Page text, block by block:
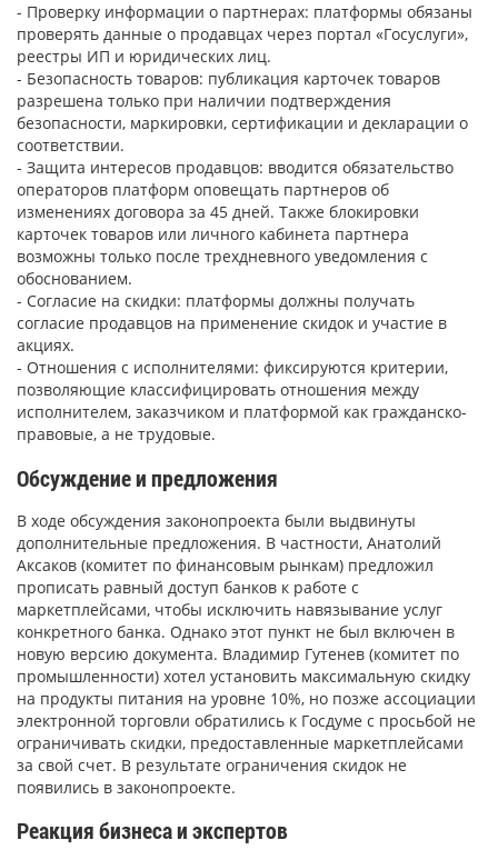
- Проверку информации о партнерах: платформы обязаны
проверять данные о продавцах через портал «Госуслуги»,
реестры ИП и юридических лиц.
- Безопасность товаров: публикация карточек товаров
разрешена только при наличии подтверждения
безопасности, маркировки, сертификации и декларации о
соответствии.
- Защита интересов продавцов: вводится обязательство
операторов платформ оповещать партнеров об
изменениях договора за 45 дней. Также блокировки
карточек товаров или личного кабинета партнера
возможны только после трехдневного уведомления с
обоснованием.
- Согласие на скидки: платформы должны получать
согласие продавцов на применение скидок и участие в
акциях.
- Отношения с исполнителями: фиксируются критерии,
позволяющие классифицировать отношения между
исполнителем, заказчиком и платформой как гражданско-
правовые, а не трудовые.
Обсуждение и предложения
В ходе обсуждения законопроекта были выдвинуты
дополнительные предложения. В частности, Анатолий
Аксаков (комитет по финансовым рынкам) предложил
прописать равный доступ банков к работе с
маркетплейсами, чтобы исключить навязывание услуг
конкретного банка. Однако этот пункт не был включен в
новую версию документа. Владимир Гутенев (комитет по
промышленности) хотел установить максимальную скидку
на продукты питания на уровне 10%, но позже ассоциации
электронной торговли обратились к Госдуме с просьбой не
ограничивать скидки, предоставленные маркетплейсами
за свой счет. В результате ограничения скидок не
появились в законопроекте.
Реакция бизнеса и экспертов